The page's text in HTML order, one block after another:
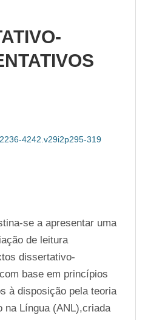
4242.v29i2p295-319
se a apresentar uma
de leitura
dissertativo-
base em princípios
à disposição pela teoria
na Língua (ANL),criada